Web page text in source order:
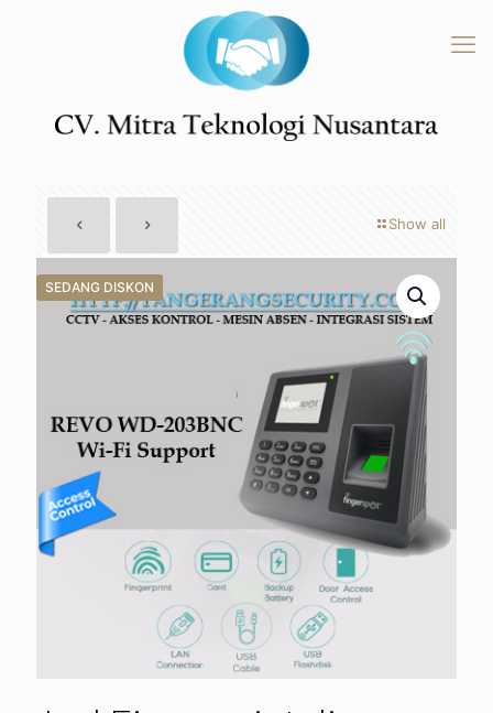
Show all
SEDANG DISKON